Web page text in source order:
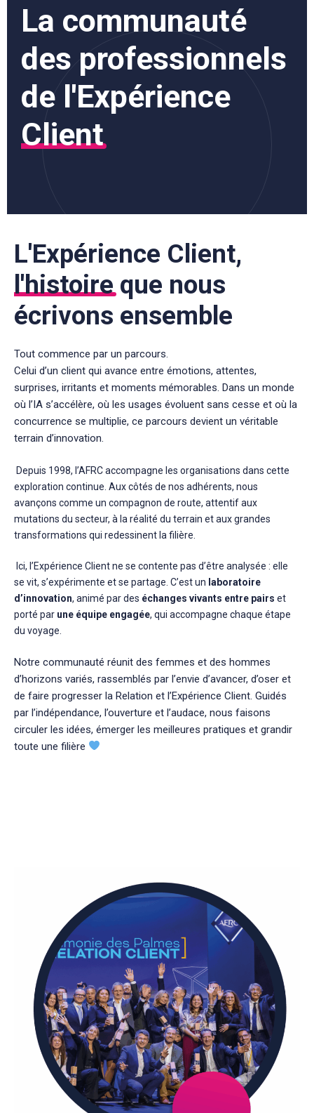
La communauté
des professionnels
de l'Expérience
Client
L'Expérience Client,
l'histoireque nous
écrivons ensemble
Tout commence par un parcours.
Celui d’un client qui avance entre émotions, attentes,
surprises, irritants et moments mémorables. Dans un monde
où l’IA s’accélère, où les usages évoluent sans cesse et où la
concurrence se multiplie, ce parcours devient un véritable
terrain d’innovation.
Depuis 1998, l’AFRC accompagne les organisations dans cette
exploration continue. Aux côtés de nos adhérents, nous
avançons comme un compagnon de route, attentif aux
mutations du secteur, à la réalité du terrain et aux grandes
transformations qui redessinent la filière.
Ici, l’Expérience Client ne se contente pas d’être analysée : elle
se vit, s’expérimente et se partage. C’est un laboratoire
d’innovation, animé par des échanges vivants entre pairs et
porté par une équipe engagée, qui accompagne chaque étape
du voyage.
Notre communauté réunit des femmes et des hommes
d’horizons variés, rassemblés par l’envie d’avancer, d’oser et
de faire progresser la Relation et l’Expérience Client. Guidés
par l’indépendance, l’ouverture et l’audace, nous faisons
circuler les idées, émerger les meilleures pratiques et grandir
toute une filière